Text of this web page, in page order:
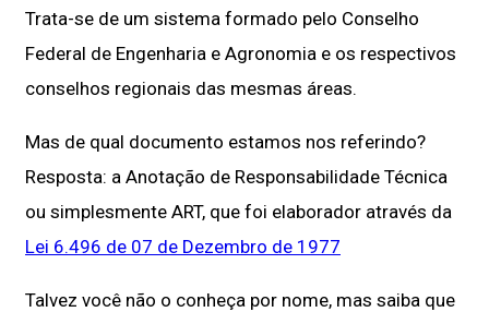
Trata-se de um sistema formado pelo Conselho
Federal de Engenharia e Agronomia e os respectivos
conselhos regionais das mesmas áreas.
Mas de qual documento estamos nos referindo?
Resposta: a Anotação de Responsabilidade Técnica
ou simplesmente ART, que foi elaborador através da
Lei 6.496 de 07 de Dezembro de 1977
Talvez você não o conheça por nome, mas saiba que